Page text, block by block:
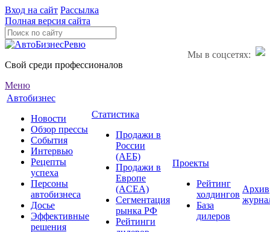
Вход на сайт Рассылка
Полная версия сайта
Мы в соцсетях:
Свой среди профессионалов
Меню
Автобизнес
Новости
Обзор прессы
События
Интервью
Рецепты
успеха
Персоны
автобизнеса
Досье
Эффективные
решения
Статистика
Продажи в
России
(АЕБ)
Продажи в
Европе
(ACEA)
Сегментация
рынка РФ
Рейтинги
Проекты
Рейтинг
холдингов
База
дилеров
Архив